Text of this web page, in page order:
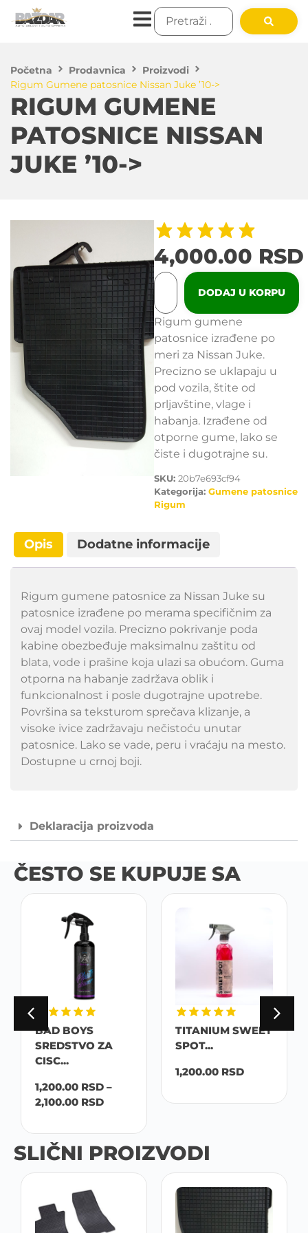
Početna Prodavnica
Proizvodi
Rigum Gumene patosnice Nissan Juke ’10->
RIGUM GUMENE
PATOSNICE NISSAN
JUKE ’10->
4,000.00 RSD
DODAJ U KORPU
Rigum gumene
patosnice izrađene po
meri za Nissan Juke.
Precizno se uklapaju u
pod vozila, štite od
prljavštine, vlage i
habanja. Izrađene od
otporne gume, lako se
čiste i dugotrajne su.
SKU: 20b7e693cf94
Kategorija: Gumene patosnice
Rigum
Opis Dodatne informacije
Rigum gumene patosnice za Nissan Juke su
patosnice izrađene po merama specifičnim za
ovaj model vozila. Precizno pokrivanje poda
kabine obezbeđuje maksimalnu zaštitu od
blata, vode i prašine koja ulazi sa obućom. Guma
otporna na habanje zadržava oblik i
funkcionalnost i posle dugotrajne upotrebe.
Površina sa teksturom sprečava klizanje, a
visoke ivice zadržavaju nečistoću unutar
patosnice. Lako se vade, peru i vraćaju na mesto.
Dostupne u crnoj boji.
Deklaracija proizvoda
ČESTO SE KUPUJE SA
BAD BOYS
SREDSTVO ZA
CISC...
1,200.00 RSD –
2,100.00 RSD
TITANIUM SWEET
SPOT...
1,200.00 RSD
SLIČNI PROIZVODI